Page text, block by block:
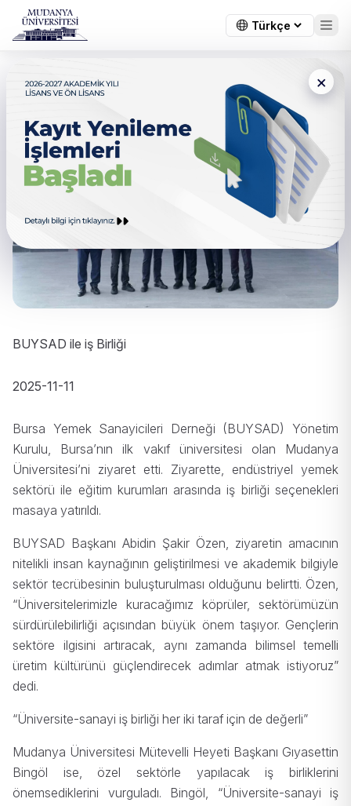
×
BUYSAD ile iş Birliği
BUYSAD ile iş Birliği
2025-11-11
Bursa Yemek Sanayicileri Derneği (BUYSAD) Yönetim
Kurulu, Bursa’nın ilk vakıf üniversitesi olan Mudanya
Üniversitesi’ni ziyaret etti. Ziyarette, endüstriyel yemek
sektörü ile eğitim kurumları arasında iş birliği seçenekleri
masaya yatırıldı.
BUYSAD Başkanı Abidin Şakir Özen, ziyaretin amacının
nitelikli insan kaynağının geliştirilmesi ve akademik bilgiyle
sektör tecrübesinin buluşturulması olduğunu belirtti. Özen,
“Üniversitelerimizle kuracağımız köprüler, sektörümüzün
sürdürülebilirliği açısından büyük önem taşıyor. Gençlerin
sektöre ilgisini artıracak, aynı zamanda bilimsel temelli
üretim kültürünü güçlendirecek adımlar atmak istiyoruz”
dedi.
“Üniversite-sanayi iş birliği her iki taraf için de değerli”
Mudanya Üniversitesi Mütevelli Heyeti Başkanı Gıyasettin
Bingöl ise, özel sektörle yapılacak iş birliklerini
önemsediklerini vurguladı. Bingöl, “Üniversite-sanayi iş